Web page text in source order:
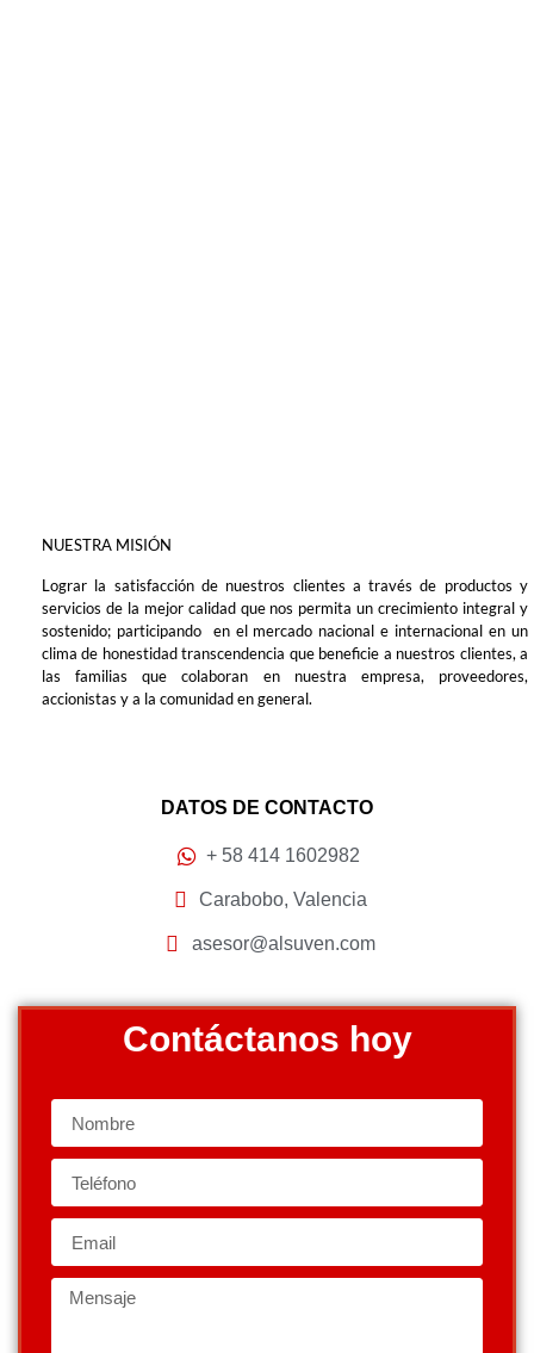
NUESTRA MISIÓN
Lograr la satisfacción de nuestros clientes a través de productos y
servicios de la mejor calidad que nos permita un crecimiento integral y
sostenido; participando en el mercado nacional e internacional en un
clima de honestidad transcendencia que beneficie a nuestros clientes, a
las familias que colaboran en nuestra empresa, proveedores,
accionistas y a la comunidad en general.
DATOS DE CONTACTO
+ 58 414 1602982
Carabobo, Valencia
asesor@alsuven.com
Contáctanos hoy